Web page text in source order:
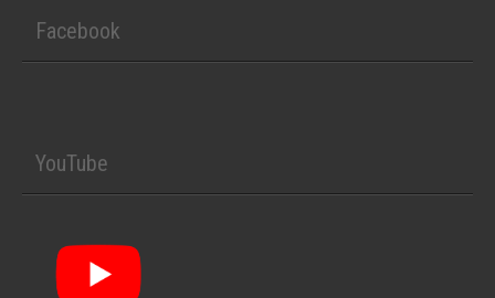
Facebook
YouTube